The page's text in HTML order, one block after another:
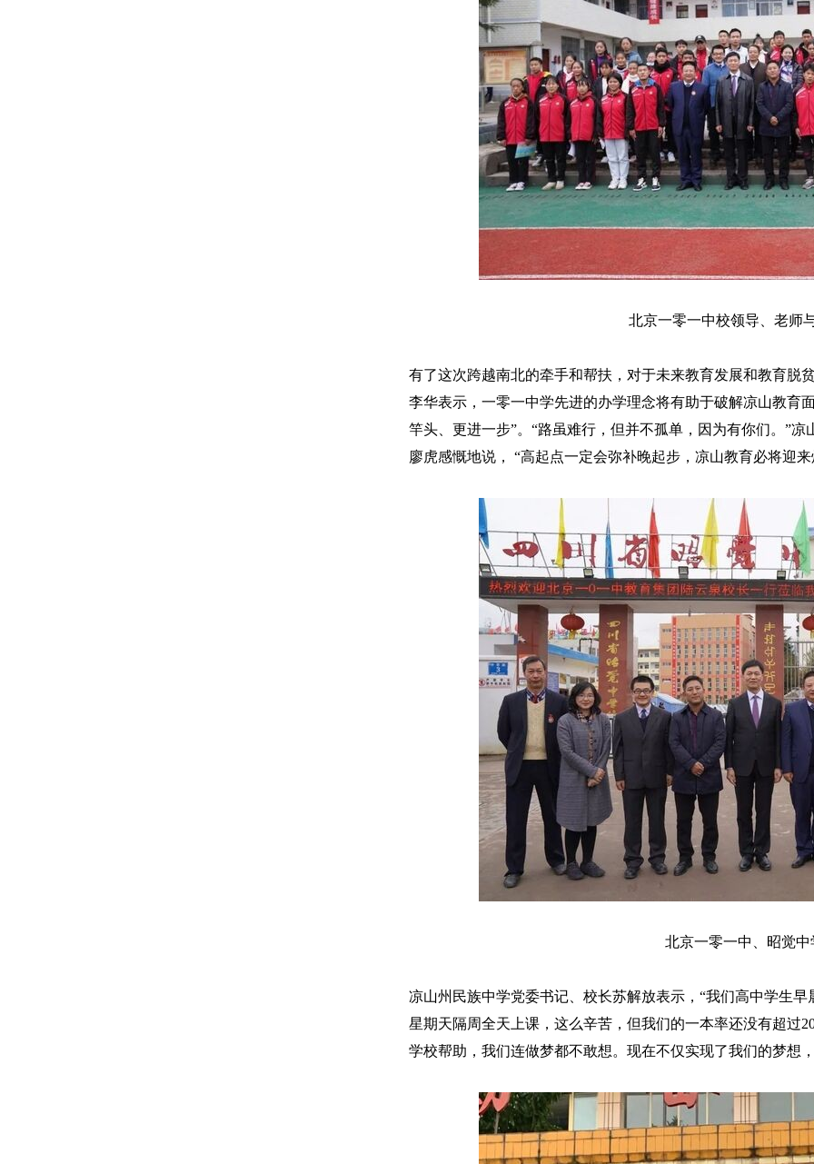
北京一零一中校领导、老师
有了这次跨越南北的牵手和帮扶，对于未来教育发展和教育脱
李华表示，一零一中学先进的办学理念将有助于破解凉山教育
竿头、更进一步”。“路虽难行，但并不孤单，因为有你们。”
廖虎感慨地说， “高起点一定会弥补晚起步，凉山教育必将迎
北京一零一中、昭觉
凉山州民族中学党委书记、校长苏解放表示，“我们高中学生
星期天隔周全天上课，这么辛苦，但我们的一本率还没有超
学校帮助，我们连做梦都不敢想。现在不仅实现了我们的梦想